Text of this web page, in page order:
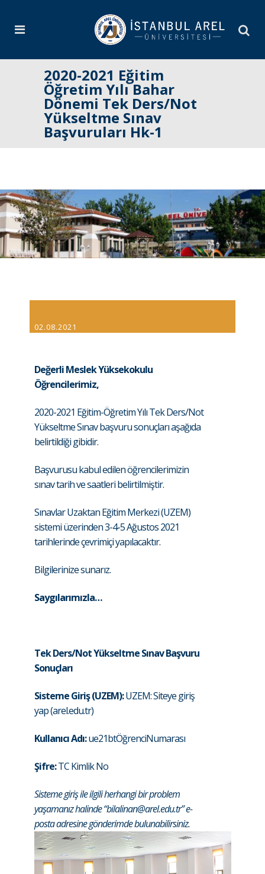
2020-2021 Eğitim
Öğretim Yılı Bahar
Dönemi Tek Ders/Not
Yükseltme Sınav
Başvuruları Hk-1
02.08.2021
Değerli Meslek Yüksekokulu
Öğrencilerimiz,
2020-2021 Eğitim-Öğretim Yılı Tek Ders/Not
Yükseltme Sınav başvuru sonuçları aşağıda
belirtildiği gibidir.
Başvurusu kabul edilen öğrencilerimizin
sınav tarih ve saatleri belirtilmiştir.
Sınavlar Uzaktan Eğitim Merkezi (UZEM)
sistemi üzerinden 3-4-5 Ağustos 2021
tarihlerinde çevrimiçi yapılacaktır.
Bilgilerinize sunarız.
Saygılarımızla…
Tek Ders/Not Yükseltme Sınav Başvuru
Sonuçları
Sisteme Giriş (UZEM): UZEM: Siteye giriş
yap (arel.edu.tr)
Kullanıcı Adı:ue21btÖğrenciNumarası
Şifre:TC Kimlik No
Sisteme giriş ile ilgili herhangi bir problem
yaşamanız halinde “bilalinan@arel.edu.tr” e-
posta adresine gönderimde bulunabilirsiniz.